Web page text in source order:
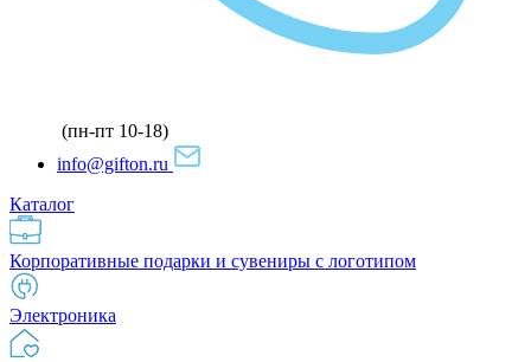
(пн-пт 10-18)
info@gifton.ru
Каталог
Корпоративные подарки и сувениры с логотипом
Электроника